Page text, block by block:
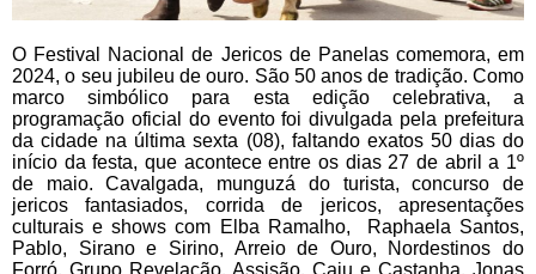
O Festival Nacional de Jericos de Panelas comemora, em
2024, o seu jubileu de ouro. São 50 anos de tradição. Como
marco simbólico para esta edição celebrativa, a
programação oficial do evento foi divulgada pela prefeitura
da cidade na última sexta (08), faltando exatos 50 dias do
início da festa, que acontece entre os dias 27 de abril a 1º
de maio. Cavalgada, munguzá do turista, concurso de
jericos fantasiados, corrida de jericos, apresentações
culturais e shows com Elba Ramalho, Raphaela Santos,
Pablo, Sirano e Sirino, Arreio de Ouro, Nordestinos do
Forró, Grupo Revelação, Assisão, Caju e Castanha, Jonas